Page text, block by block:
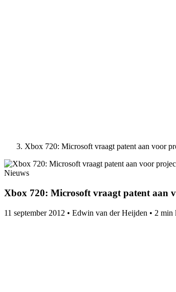
Xbox 720: Microsoft vraagt patent aan voor
Nieuws
Xbox 720: Microsoft vraagt patent aan
11 september 2012 • Edwin van der Heijden • 2 min